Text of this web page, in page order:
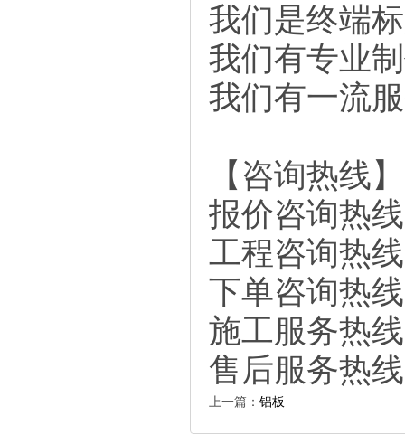
我们是终端
我们有专业
我们有一流
【咨询热线】
报价咨询热
工程咨询热
下单咨询热
施工服务热
售后服务热
上一篇： 铝板